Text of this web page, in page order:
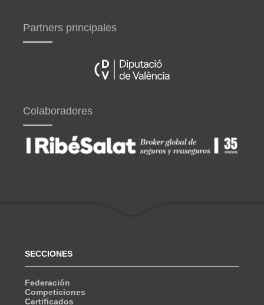
Partners principales
Colaboradores
SECCIONES
Federación
Competiciones
Certificados